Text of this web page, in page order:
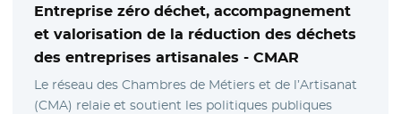
Entreprise zéro déchet, accompagnement
et valorisation de la réduction des déchets
des entreprises artisanales -CMAR
Le réseau des Chambres de Métiers et de l’Artisanat
(CMA) relaie et soutient les politiques publiques